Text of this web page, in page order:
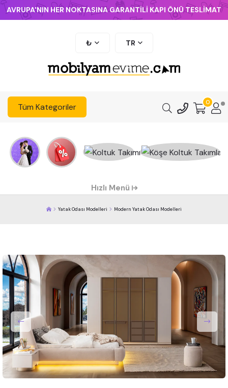
AVRUPA'NIN HER NOKTASINA GARANTİLİ KAPI ÖNÜ TESLİMAT
₺ TR
Tüm Kategoriler 0
Hızlı Menü
Yatak Odası Modelleri Modern Yatak Odası Modelleri